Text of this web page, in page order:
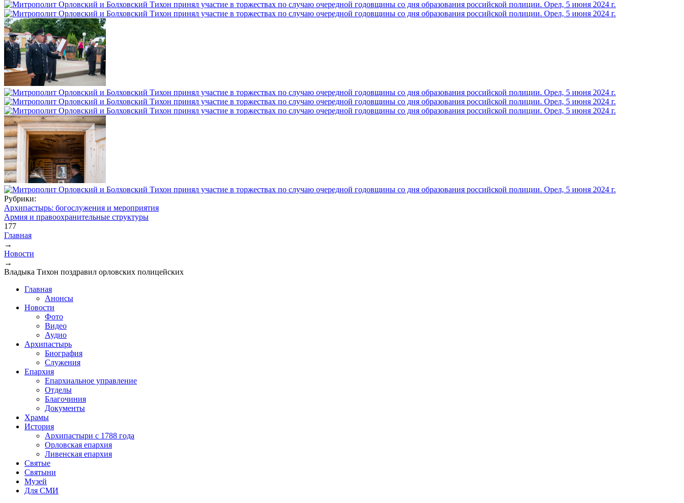
Рубрики:
Архипастырь: богослужения и мероприятия
Армия и правоохранительные структуры
177
Вы здесь
Главная
→
Новости
→
Владыка Тихон поздравил орловских полицейских
Главная
Анонсы
Новости
Фото
Видео
Аудио
Архипастырь
Биография
Служения
Епархия
Епархиальное управление
Отделы
Благочиния
Документы
Храмы
История
Архипастыри с 1788 года
Орловская епархия
Ливенская епархия
Святые
Святыни
Музей
Для СМИ